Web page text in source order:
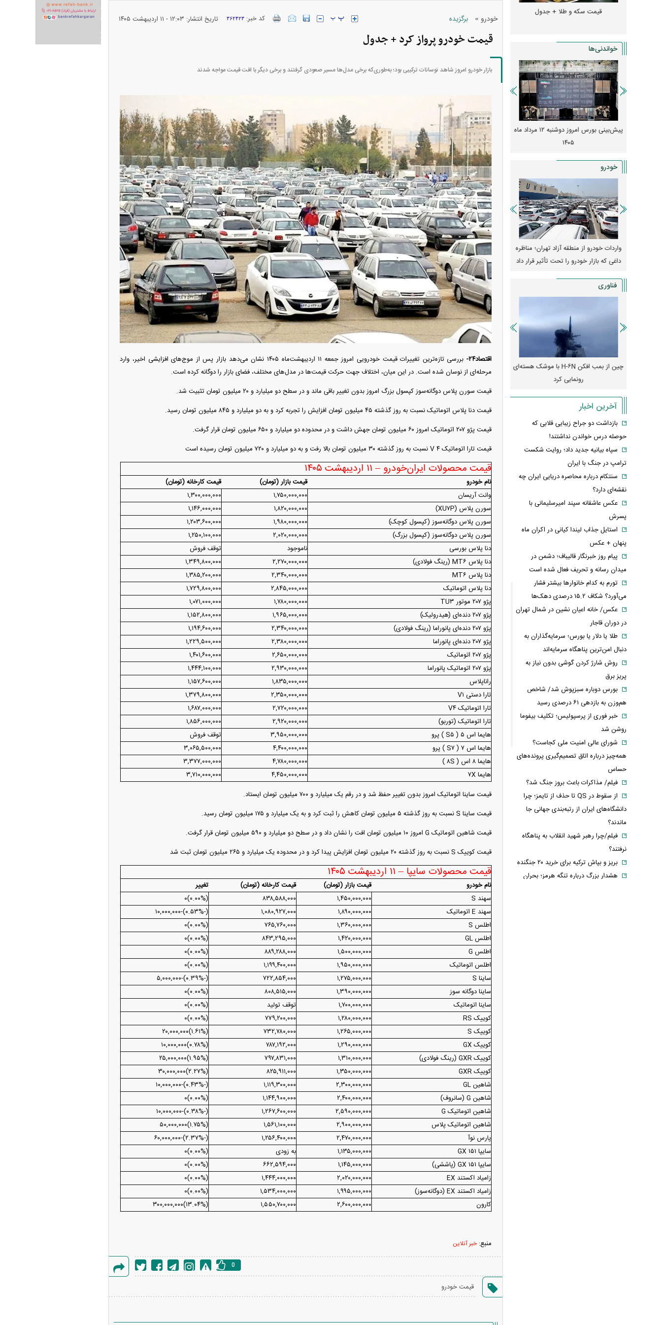
خودرو » برگزیده کد خبر:۳۶۲۴۲۳ تاریخ انتشار: ۱۲:۰۳ - ۱۱ ارديبهشت ۱۴۰۵
قیمت خودرو پرواز کرد + جدول
بازار خودرو امروز شاهد نوسانات ترکیبی بود؛ به‌طوری‌که برخی مدل‌ها مسیر صعودی گرفتند و برخی دیگر با افت قیمت مواجه شدند
اقتصاد۲۴-
بررسی تازه‌ترین تغییرات قیمت خودرویی امروز جمعه ۱۱ اردیبهشت‌ماه ۱۴۰۵ نشان می‌دهد بازار پس از موج‌های افزایشی اخیر، وارد
مرحله‌ای از نوسان شده است. در این میان، اختلاف جهت حرکت قیمت‌ها در مدل‌های مختلف، فضای بازار را دوگانه کرده است.
قیمت سورن پلاس دوگانه‌سوز کپسول بزرگ امروز بدون تغییر باقی ماند و در سطح دو میلیارد و ۲۰ میلیون تومان تثبیت شد.
قیمت دنا پلاس اتوماتیک نسبت به روز گذشته ۴۵ میلیون تومان افزایش را تجربه کرد و به دو میلیارد و ۸۴۵ میلیون تومان رسید.
قیمت پژو ۲۰۷ اتوماتیک امروز ۶۰ میلیون تومان جهش داشت و در محدوده دو میلیارد و ۶۵۰ میلیون تومان قرار گرفت.
قیمت تارا اتوماتیک V ۴ نسبت به روز گذشته ۳۰ میلیون تومان بالا رفت و به دو میلیارد و ۷۲۰ میلیون تومان رسیده است
قیمت محصولات ایران‌خودرو – ۱۱ اردیبهشت ۱۴۰۵
نام خودرو قیمت بازار (تومان)
قیمت کارخانه (تومان)
وانت آریسان
۱,۷۵۰,۰۰۰,۰۰۰
۱,۳۰۰,۰۰۰,۰۰۰
سورن پلاس (XU۷P)
۱,۸۲۰,۰۰۰,۰۰۰
۱,۱۴۶,۰۰۰,۰۰۰
سورن پلاس دوگانه‌سوز (کپسول کوچک)
۱,۹۸۰,۰۰۰,۰۰۰
۱,۲۰۳,۶۰۰,۰۰۰
سورن پلاس دوگانه‌سوز (کپسول بزرگ)
۲,۰۲۰,۰۰۰,۰۰۰
۱,۲۵۰,۱۰۰,۰۰۰
دنا پلاس بورسی
ناموجود
توقف فروش
دنا پلاس MT۶ (رینگ فولادی)
۲,۲۷۰,۰۰۰,۰۰۰
۱,۳۴۹,۸۰۰,۰۰۰
دنا پلاس MT۶
۲,۳۴۰,۰۰۰,۰۰۰
۱,۳۸۵,۲۰۰,۰۰۰
دنا پلاس اتوماتیک
۲,۸۴۵,۰۰۰,۰۰۰
۱,۷۲۹,۸۰۰,۰۰۰
پژو ۲۰۷ موتور TU۳
۱,۷۸۰,۰۰۰,۰۰۰
۱,۰۷۱,۰۰۰,۰۰۰
پژو ۲۰۷ دنده‌ای (هیدرولیک)
۱,۹۶۵,۰۰۰,۰۰۰
۱,۱۵۲,۸۰۰,۰۰۰
پژو ۲۰۷ دنده‌ای پانوراما (رینگ فولادی)
۲,۳۴۰,۰۰۰,۰۰۰
۱,۱۹۴,۶۰۰,۰۰۰
پژو ۲۰۷ دنده‌ای پانوراما
۲,۳۸۰,۰۰۰,۰۰۰
۱,۲۲۹,۵۰۰,۰۰۰
پژو ۲۰۷ اتوماتیک
۲,۶۵۰,۰۰۰,۰۰۰
۱,۴۰۱,۶۰۰,۰۰۰
پژو ۲۰۷ اتوماتیک پانوراما
۲,۹۳۰,۰۰۰,۰۰۰
۱,۴۴۴,۱۰۰,۰۰۰
راناپلاس
۱,۸۳۵,۰۰۰,۰۰۰
۱,۱۵۷,۶۰۰,۰۰۰
تارا دستی V۱
۲,۳۵۰,۰۰۰,۰۰۰
۱,۳۷۹,۸۰۰,۰۰۰
تارا اتوماتیک V۴
۲,۷۲۰,۰۰۰,۰۰۰
۱,۶۸۷,۰۰۰,۰۰۰
تارا اتوماتیک (توربو)
۲,۹۲۰,۰۰۰,۰۰۰
۱,۸۵۶,۰۰۰,۰۰۰
هایما اس ۵ ( S۵ ) پرو
۳,۹۵۰,۰۰۰,۰۰۰
توقف فروش
هایما اس ۷ ( S۷ ) پرو
۴,۴۰۰,۰۰۰,۰۰۰
۳,۰۶۵,۵۰۰,۰۰۰
هایما ۸ اس ( ۸S )
۴,۷۸۰,۰۰۰,۰۰۰
۳,۳۷۷,۰۰۰,۰۰۰
هایما ۷X
۴,۴۵۰,۰۰۰,۰۰۰
۳,۷۱۰,۰۰۰,۰۰۰
قیمت ساینا اتوماتیک امروز بدون تغییر حفظ شد و در رقم یک میلیارد و ۷۰۰ میلیون تومان ایستاد.
قیمت ساینا S نسبت به روز گذشته ۵ میلیون تومان کاهش را ثبت کرد و به یک میلیارد و ۱۷۵ میلیون تومان رسید.
قیمت شاهین اتوماتیک G امروز ۱۰ میلیون تومان افت را نشان داد و در سطح دو میلیارد و ۵۹۰ میلیون تومان قرار گرفت.
قیمت کوییک S نسبت به روز گذشته ۲۰ میلیون تومان افزایش پیدا کرد و در محدوده یک میلیارد و ۲۶۵ میلیون تومان ثبت شد
قیمت محصولات سایپا – ۱۱ اردیبهشت ۱۴۰۵
نام خودرو قیمت بازار (تومان) قیمت کارخانه (تومان)
تغییر
سهند S
۱,۴۵۰,۰۰۰,۰۰۰ ۸۳۸,۵۸۸,۰۰۰
(۰.۰۰%)۰
سهند E اتوماتیک
۱,۸۹۰,۰۰۰,۰۰۰ ۱,۰۸۰,۹۲۷,۰۰۰
(‌-۰.۵۳%‌)‌-۱۰,۰۰۰,۰۰۰‌
اطلس S
۱,۳۶۰,۰۰۰,۰۰۰ ۷۶۵,۷۶۰,۰۰۰
(۰.۰۰%)۰
اطلس GL
۱,۴۲۰,۰۰۰,۰۰۰ ۸۴۳,۲۹۵,۰۰۰
(۰.۰۰%)۰
اطلس G
۱,۵۰۰,۰۰۰,۰۰۰ ۸۸۹,۲۸۸,۰۰۰
(۰.۰۰%)۰
اطلس اتوماتیک
۱,۹۵۰,۰۰۰,۰۰۰ ۱,۱۹۹,۴۰۰,۰۰۰
(۰.۰۰%)۰
ساینا S
۱,۲۷۵,۰۰۰,۰۰۰ ۷۲۲,۸۵۴,۰۰۰
(‌-۰.۳۹%‌)‌-۵,۰۰۰,۰۰۰‌
ساینا دوگانه سوز
۱,۳۹۰,۰۰۰,۰۰۰ ۸۰۸,۵۱۵,۰۰۰
(۰.۰۰%)۰
ساینا اتوماتیک
۱,۷۰۰,۰۰۰,۰۰۰ توقف تولید
(۰.۰۰%)۰
کوییک RS
۱,۲۸۰,۰۰۰,۰۰۰ ۷۷۹,۲۰۰,۰۰۰
(۰.۰۰%)۰
کوییک S
۱,۲۶۵,۰۰۰,۰۰۰ ۷۳۲,۷۸۰,۰۰۰
(‌۱.۶۱%‌)‌۲۰,۰۰۰,۰۰۰‌
کوییک GX
۱,۲۹۰,۰۰۰,۰۰۰ ۷۸۷,۱۹۲,۰۰۰
(‌۰.۷۸%‌)‌۱۰,۰۰۰,۰۰۰‌
کوییک GXR (رینگ فولادی)
۱,۳۱۰,۰۰۰,۰۰۰ ۷۹۷,۸۳۱,۰۰۰
(‌۱.۹۵%‌)‌۲۵,۰۰۰,۰۰۰‌
کوییک GXR
۱,۳۵۰,۰۰۰,۰۰۰ ۸۲۵,۹۱۱,۰۰۰
(‌۲.۲۷%‌)‌۳۰,۰۰۰,۰۰۰‌
شاهین GL
۲,۳۰۰,۰۰۰,۰۰۰ ۱,۱۱۹,۳۰۰,۰۰۰
(‌-۰.۴۳%‌)‌-۱۰,۰۰۰,۰۰۰‌
شاهین G (سانروف)
۲,۴۰۰,۰۰۰,۰۰۰ ۱,۱۴۴,۹۰۰,۰۰۰
(۰.۰۰%)۰
شاهین اتوماتیک G
۲,۵۹۰,۰۰۰,۰۰۰ ۱,۲۶۷,۶۰۰,۰۰۰
(‌-۰.۳۸%‌)‌-۱۰,۰۰۰,۰۰۰‌
شاهین اتوماتیک پلاس
۲,۹۰۰,۰۰۰,۰۰۰ ۱,۵۶۱,۱۰۰,۰۰۰
(‌۱.۷۵%‌)‌۵۰,۰۰۰,۰۰۰‌
پارس نوآ
۲,۴۷۰,۰۰۰,۰۰۰ ۱,۲۵۶,۴۰۰,۰۰۰
(‌-۲.۳۷%‌)‌-۶۰,۰۰۰,۰۰۰‌
سایپا ۱۵۱ GX
۱,۱۳۵,۰۰۰,۰۰۰ به زودی
(۰.۰۰%)۰
سایپا ۱۵۱ GX (پاششی)
۱,۱۴۵,۰۰۰,۰۰۰ ۶۶۲,۵۹۴,۰۰۰
(۰.۰۰%)۰
زامیاد اکستند EX
۲,۰۲۰,۰۰۰,۰۰۰ ۱,۴۴۴,۰۰۰,۰۰۰
(۰.۰۰%)۰
زامیاد اکستند EX (دوگانه‌سوز)
۱,۹۹۵,۰۰۰,۰۰۰ ۱,۵۳۴,۰۰۰,۰۰۰
(۰.۰۰%)۰
کارون
۲,۶۰۰,۰۰۰,۰۰۰ ۱,۵۵۰,۷۰۰,۰۰۰ (‌۱۳.۰۴%‌)‌۳۰۰,۰۰۰,۰۰۰
منبع: خبر آنلاین
گزارش
0
قیمت خودرو
قیمت سکه و طلا + جدول قیمت خودرو‌های ایران خودرو + جدول قیمت سکه و طلا + جدول
خواندنی‌ها
پیش‌بینی بورس امروز دوشنبه ۱۲ مرداد ماه
۱۴۰۵
زنگ خطر انباشت نیاز در بازار مسکن؛ فنر
قیمت‌ها فشرده شده
کارنامه مردود محسن پاک‌ نژاد؛ از افت شدید
درآمد ارزی تا بازی با عزل و نصب‌ها
پیش‌بینی بورس امروز دوشنبه ۱۲ مرداد ماه
۱۴۰۵
خودرو
واردات خودرو از منطقه آزاد تهران؛ مناظره
داغی که بازار خودرو را تحت تأثیر قرار داد
قیمت خودرو وارد فاز جدید شد/ اولین
واکنش بازار به تحولات سیاسی + جدول
هجوم خودروسازان چینی به اروپا؛ آیا
کارخانه‌های بحران‌زده نجات پیدا می‌کنند؟
واردات خودرو از منطقه آزاد تهران؛ مناظره
داغی که بازار خودرو را تحت تأثیر قرار داد
فناوری
چین از بمب افکن H-۶N با موشک هسته‌ای
رونمایی کرد
پهپاد رهگیر یا موشک پدافند؛ قدرت تهدید
کدامیک بیشتر است؟
رونمایی از پوکو M ۸ پاور با باتری ۸۰۰۰
چین از بمب افکن H-۶N با موشک هسته‌ای
آخرین اخبار
بازداشت دو جراح زیبایی قلابی که
حوصله درس خواندن نداشتند!
سپاه بیانیه جدید داد؛ روایت شکست
ترامپ در جنگ با ایران
سنتکام درباره محاصره دریایی ایران چه
نقشه‌ای دارد؟
عکس عاشقانه سپند امیرسلیمانی با
پسرش
استایل جذاب لیندا کیانی در اکران ماه
پنهان + عکس
پیام روز خبرنگار قالیباف؛ دشمن در
میدان رسانه و تحریف فعال شده است
تورم به کدام خانوارها بیشتر فشار
می‌آورد؟ شکاف ۱۵.۲ درصدی دهک‌ها
عکس/ خانه اعیان نشین در شمال تهران
در دوران قاجار
طلا یا دلار یا بورس؛ سرمایه‌گذاران به
دنبال امن‌ترین پناهگاه سرمایه‌اند
روش شارژ کردن گوشی بدون نیاز به
پریز برق
بورس دوباره سبزپوش شد/ شاخص
هم‌وزن به بازدهی ۶۱ درصدی رسید
خبر فوری از پرسپولیس؛ تکلیف بیفوما
روشن شد
شورای عالی امنیت ملی کجاست؟
همه‌چیز درباره اتاق تصمیم‌گیری پرونده‌های
حساس
فیلم/ مذاکرات باعث بروز جنگ شد؟
از سقوط در QS تا حذف از تایمز؛ چرا
دانشگاه‌های ایران از رتبه‌بندی جهانی جا
ماندند؟
فیلم/چرا رهبر شهید انقلاب به پناهگاه
نرفتند؟
بریز و بپاش ترکیه برای خرید ۲۰ جنگنده
هشدار بزرگ درباره تنگه هرمز؛ بحران